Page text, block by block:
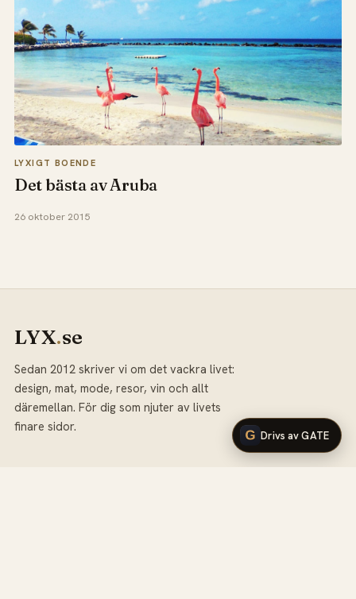
LYXIGT BOENDE
Det bästa av Aruba
26 oktober 2015
LYX.se
Sedan 2012 skriver vi om det vackra livet:
design, mat, mode, resor, vin och allt
däremellan. För dig som njuter av livets
finare sidor.
Drivs av GATE